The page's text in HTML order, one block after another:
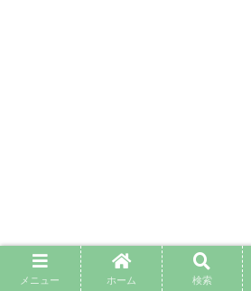
関連作品紹介
メニュー ホーム 検索